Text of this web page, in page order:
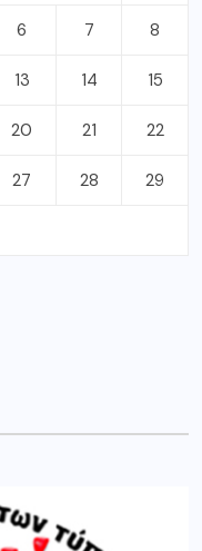
6 7 8
13 14 15
20 21 22
27 28 29